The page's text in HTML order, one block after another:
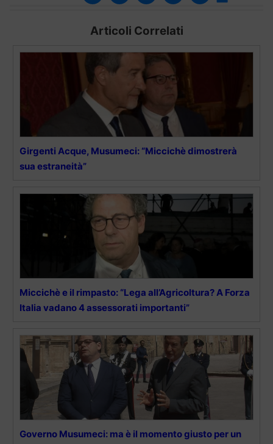
Articoli Correlati
Girgenti Acque, Musumeci: “Miccichè dimostrerà
sua estraneità”
Miccichè e il rimpasto: “Lega all’Agricoltura? A Forza
Italia vadano 4 assessorati importanti”
Governo Musumeci: ma è il momento giusto per un